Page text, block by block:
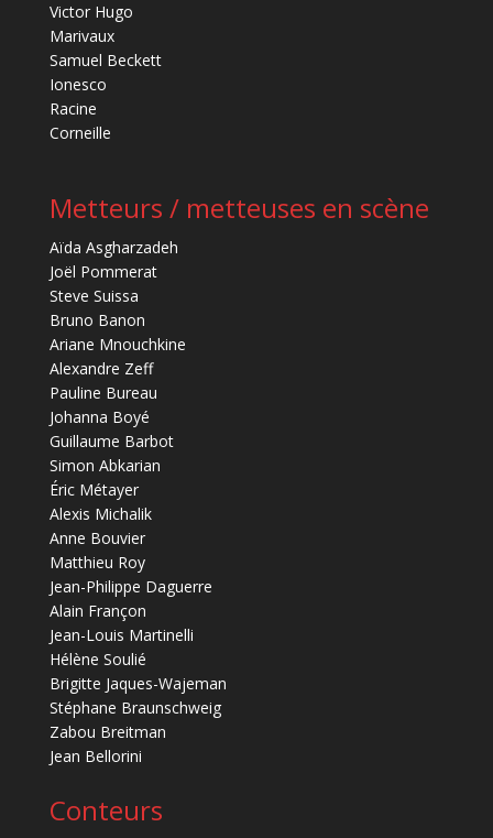
Victor Hugo
Marivaux
Samuel Beckett
Ionesco
Racine
Corneille
Metteurs / metteuses en scène
Aïda Asgharzadeh
Joël Pommerat
Steve Suissa
Bruno Banon
Ariane Mnouchkine
Alexandre Zeff
Pauline Bureau
Johanna Boyé
Guillaume Barbot
Simon Abkarian
Éric Métayer
Alexis Michalik
Anne Bouvier
Matthieu Roy
Jean-Philippe Daguerre
Alain Françon
Jean-Louis Martinelli
Hélène Soulié
Brigitte Jaques-Wajeman
Stéphane Braunschweig
Zabou Breitman
Jean Bellorini
Conteurs